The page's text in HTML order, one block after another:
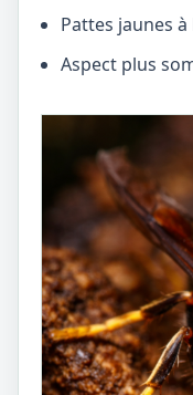
Pattes jaunes à
Aspect plus